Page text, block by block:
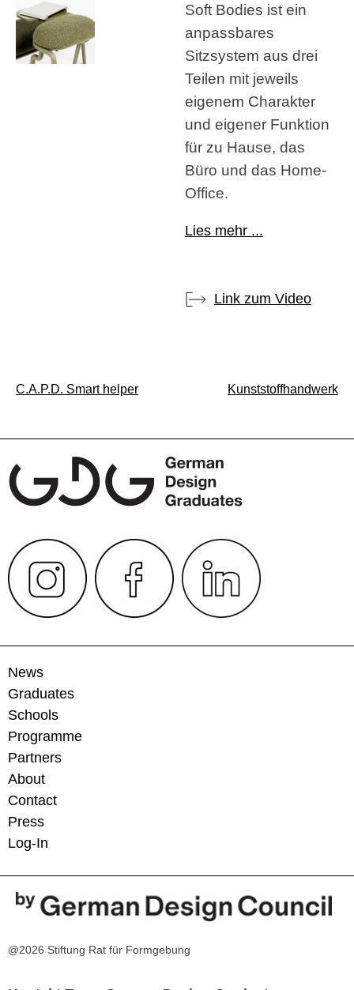
Soft Bodies ist ein
anpassbares
Sitzsystem aus drei
Teilen mit jeweils
eigenem Charakter
und eigener Funktion
für zu Hause, das
Büro und das Home-
Office.
Lies mehr ...
Link zum Video
Beitragsnavigation
C.A.P.D. Smart helper Kunststoffhandwerk
News
Graduates
Schools
Programme
Partners
About
Contact
Press
Log-In
@2026 Stiftung Rat für Formgebung